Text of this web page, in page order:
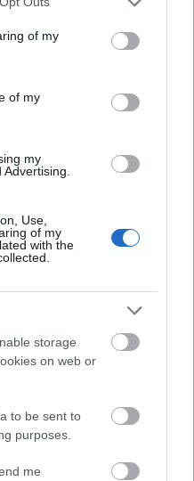
You may click to
and its third-party tags to
purposes in below Google
of my
of my
my
Use,
of my
with the
storage
on web or
to be sent to
purposes.
me
keres a neten,
látni rólam képeket?
után a Girls of Paradise